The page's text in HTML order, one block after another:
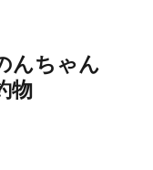
んちゃん
物